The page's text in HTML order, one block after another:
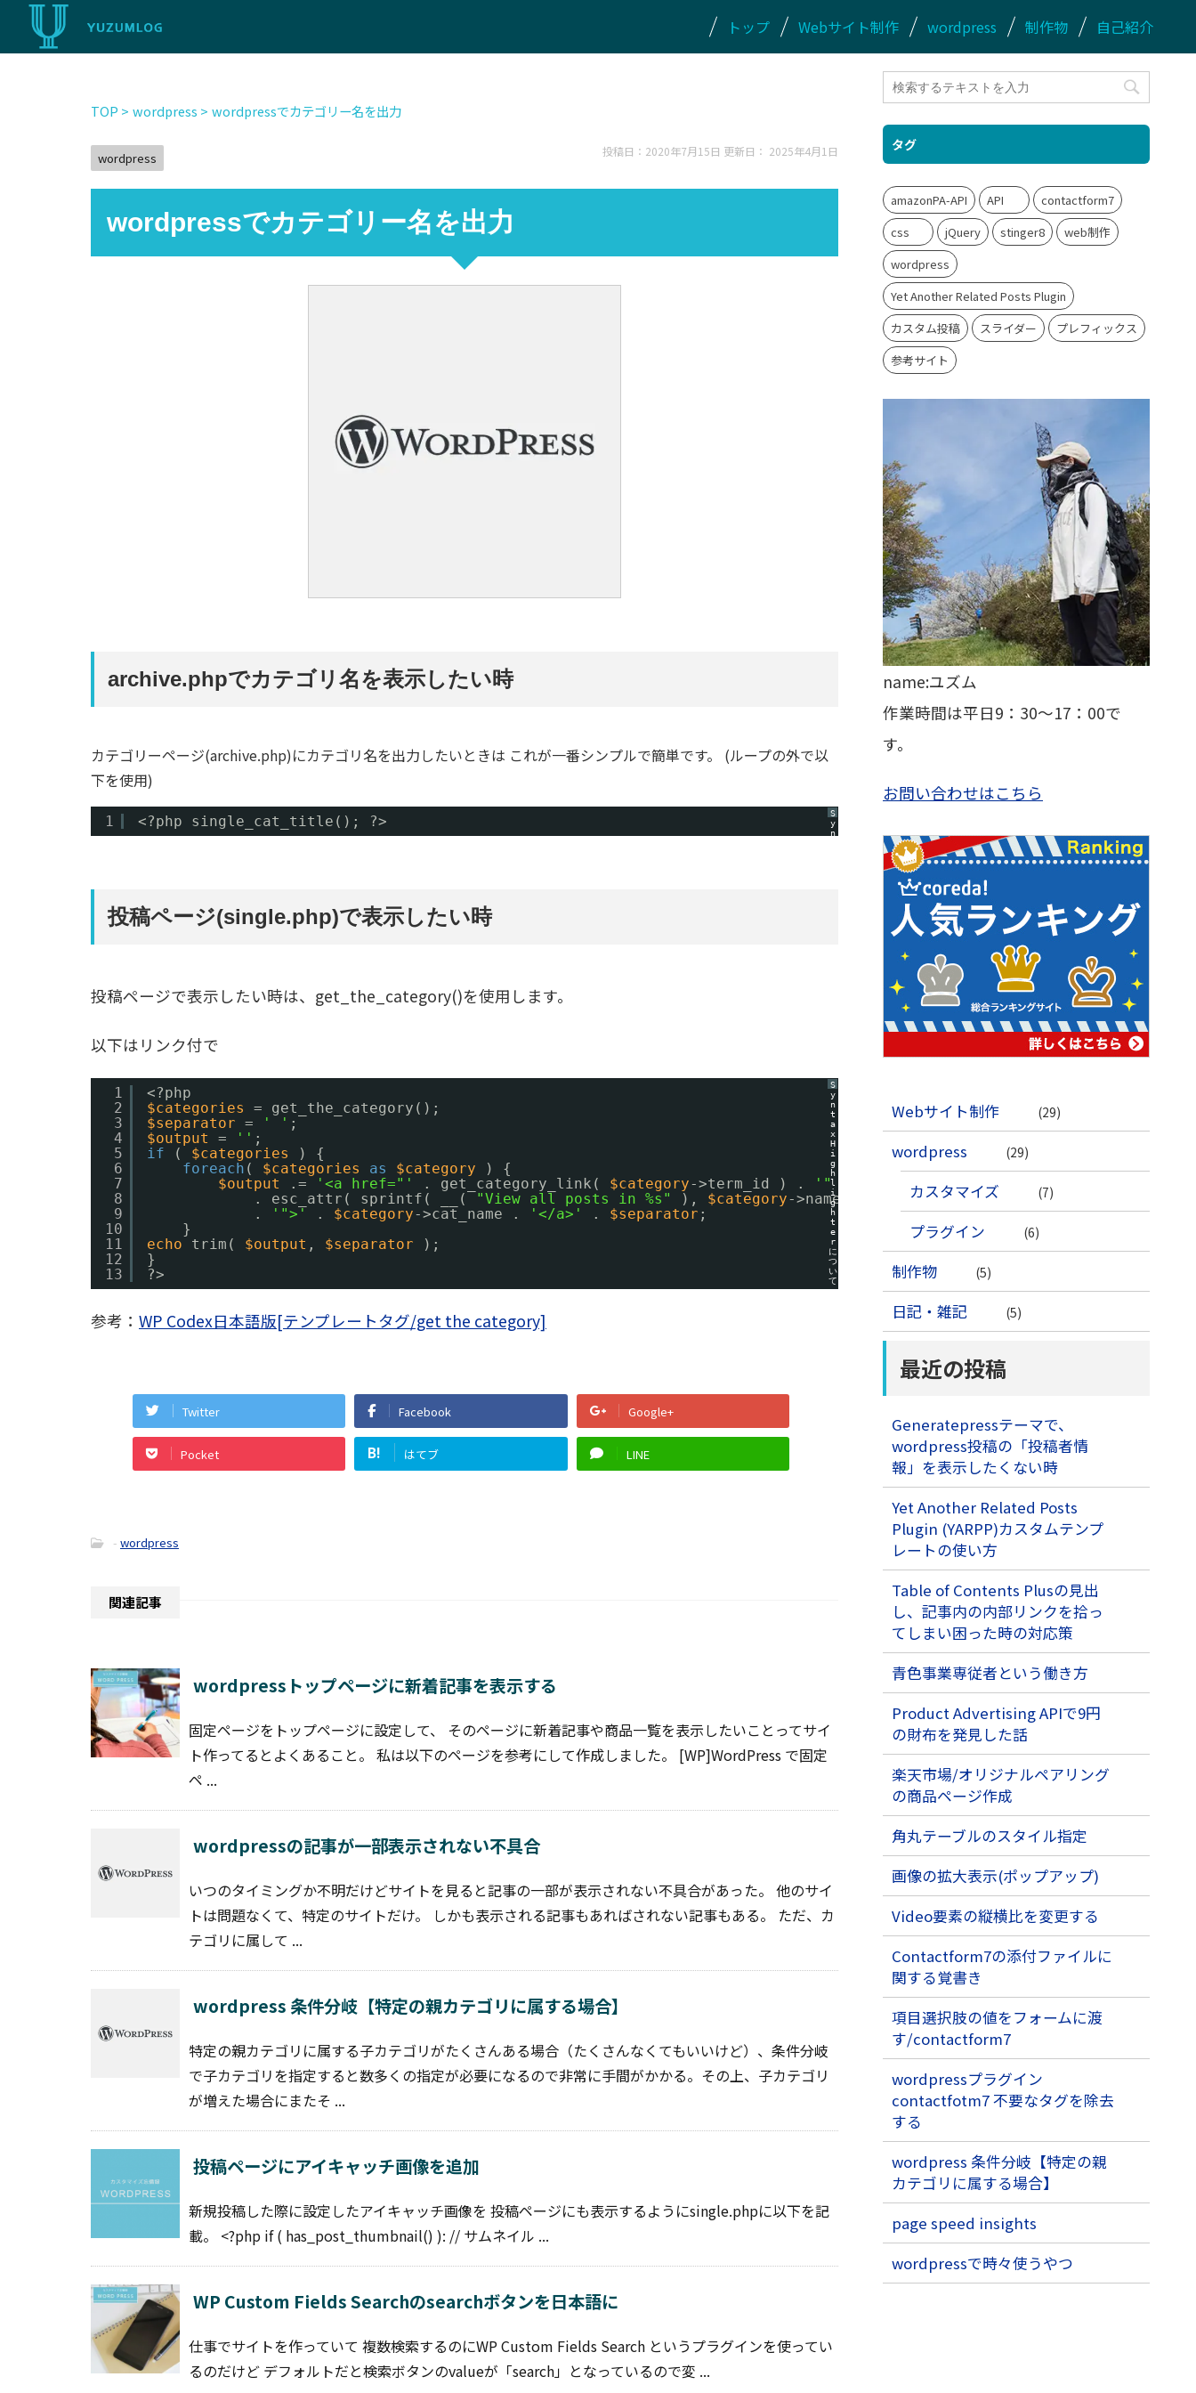
トップ Webサイト制作 wordpress 制作物 自己紹介
TOP > wordpress > wordpressでカテゴリー名を出力
wordpress 投稿日：2020年7月15日 更新日： 2025年4月1日
wordpressでカテゴリー名を出力
archive.phpでカテゴリ名を表示したい時
カテゴリーページ(archive.php)にカテゴリ名を出力したいときは これが一番シンプルで簡単です。 (ループの外で以
下を使用)
S
y
n
1 <?php single_cat_title(); ?>
投稿ページ(single.php)で表示したい時
投稿ページで表示したい時は、get_the_category()を使用します。
以下はリンク付で
S
y
n
t
a
x
H
i
g
h
l
i
g
h
t
e
r
に
つ
い
て
1
2
3
4
5
6
7
8
9
10
11
12
13
<?php
$categories
= get_the_category();
$separator = ' ' ;
$output
= '' ;
if
( $categories
) {
foreach ( $categories as $category
) {
$output
.= '<a href="' . get_category_link( $category->term_id ) .
'" title="'
. esc_attr( sprintf( __(
"View all posts in %s" ), $category->name ) )
.
'">' . $category->cat_name . '</a>' . $separator ;
}
echo
trim( $output , $separator
);
}
?>
参考： WP Codex日本語版[テンプレートタグ/get the category]
Twitter Facebook Google+
Pocket B! はてブ LINE
- wordpress
関連記事
wordpressトップページに新着記事を表示する
固定ページをトップページに設定して、 そのページに新着記事や商品一覧を表示したいことってサイ
ト作ってるとよくあること。 私は以下のページを参考にして作成しました。 [WP]WordPress で固定
ペ ...
wordpressの記事が一部表示されない不具合
いつのタイミングか不明だけどサイトを見ると記事の一部が表示されない不具合があった。 他のサイ
トは問題なくて、特定のサイトだけ。 しかも表示される記事もあればされない記事もある。 ただ、カ
テゴリに属して ...
wordpress 条件分岐【特定の親カテゴリに属する場合】
特定の親カテゴリに属する子カテゴリがたくさんある場合（たくさんなくてもいいけど）、条件分岐
で子カテゴリを指定すると数多くの指定が必要になるので非常に手間がかかる。その上、子カテゴリ
が増えた場合にまたそ ...
投稿ページにアイキャッチ画像を追加
新規投稿した際に設定したアイキャッチ画像を 投稿ページにも表示するようにsingle.phpに以下を記
載。 <?php if ( has_post_thumbnail() ): // サムネイル ...
WP Custom Fields Searchのsearchボタンを日本語に
仕事でサイトを作っていて 複数検索するのにWP Custom Fields Search というプラグインを使ってい
るのだけど デフォルトだと検索ボタンのvalueが「search」となっているので変 ...
タグ
amazonPA-API API
contactform7
css
jQuery stinger8
web制作
wordpress
Yet Another Related Posts Plugin
カスタム投稿
スライダー
プレフィックス
参考サイト
name:ユズム
作業時間は平日9：30～17：00で
す。
お問い合わせはこちら
Webサイト制作 (29)
wordpress (29)
カスタマイズ (7)
プラグイン (6)
制作物 (5)
日記・雑記 (5)
最近の投稿
Generatepressテーマで、
wordpress投稿の「投稿者情
報」を表示したくない時
Yet Another Related Posts
Plugin (YARPP)カスタムテンプ
レートの使い方
Table of Contents Plusの見出
し、記事内の内部リンクを拾っ
てしまい困った時の対応策
青色事業専従者という働き方
Product Advertising APIで9円
の財布を発見した話
楽天市場/オリジナルペアリング
の商品ページ作成
角丸テーブルのスタイル指定
画像の拡大表示(ポップアップ)
Video要素の縦横比を変更する
Contactform7の添付ファイルに
関する覚書き
項目選択肢の値をフォームに渡
す/contactform7
wordpressプラグイン
contactfotm7 不要なタグを除去
する
wordpress 条件分岐【特定の親
カテゴリに属する場合】
page speed insights
wordpressで時々使うやつ